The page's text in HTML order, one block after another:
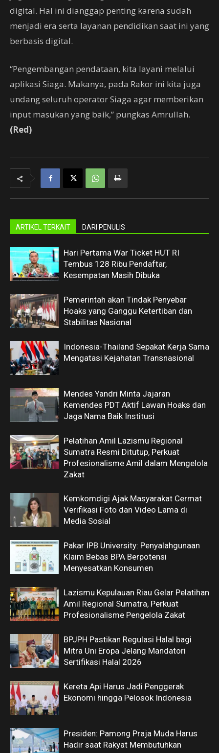
digital. Hal ini dianggap penting karena sudah
menjadi era serta layanan pendidikan saat ini yang
berbasis digital.
“Pengembangan pendataan, kita layani melalui
aplikasi Siaga. Makanya, pada Rakor ini kita juga
undang seluruh operator Siaga agar memberikan
input masukan yang baik,” pungkas Amrullah.
(Red)
ARTIKEL TERKAIT DARI PENULIS
Hari Pertama War Ticket HUT RI
Tembus 128 Ribu Pendaftar,
Kesempatan Masih Dibuka
Pemerintah akan Tindak Penyebar
Hoaks yang Ganggu Ketertiban dan
Stabilitas Nasional
Indonesia-Thailand Sepakat Kerja Sama
Mengatasi Kejahatan Transnasional
Mendes Yandri Minta Jajaran
Kemendes PDT Aktif Lawan Hoaks dan
Jaga Nama Baik Institusi
Pelatihan Amil Lazismu Regional
Sumatra Resmi Ditutup, Perkuat
Profesionalisme Amil dalam Mengelola
Zakat
Kemkomdigi Ajak Masyarakat Cermat
Verifikasi Foto dan Video Lama di
Media Sosial
Pakar IPB University: Penyalahgunaan
Klaim Bebas BPA Berpotensi
Menyesatkan Konsumen
Lazismu Kepulauan Riau Gelar Pelatihan
Amil Regional Sumatra, Perkuat
Profesionalisme Pengelola Zakat
BPJPH Pastikan Regulasi Halal bagi
Mitra Uni Eropa Jelang Mandatori
Sertifikasi Halal 2026
Kereta Api Harus Jadi Penggerak
Ekonomi hingga Pelosok Indonesia
Presiden: Pamong Praja Muda Harus
Hadir saat Rakyat Membutuhkan